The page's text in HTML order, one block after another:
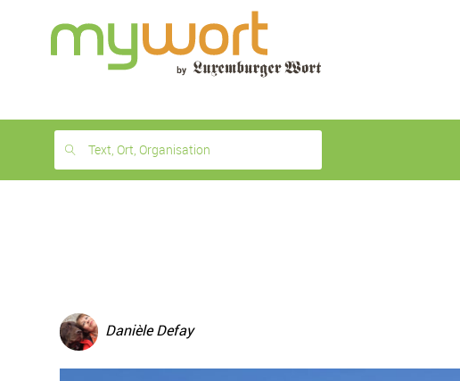
month
free
Text, Ort, Organisation
Danièle Defay